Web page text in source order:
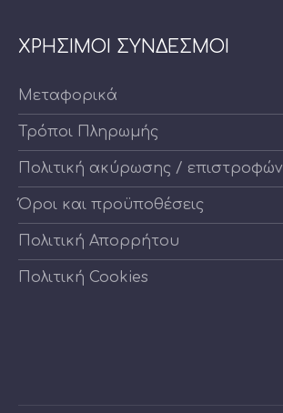
ΧΡΗΣΙΜΟΙ ΣΥΝΔΕΣΜΟΙ
Μεταφορικά
Τρόποι Πληρωμής
Πολιτική ακύρωσης / επιστροφών
Όροι και προϋποθέσεις
Πολιτική Απορρήτου
Πολιτική Cookies